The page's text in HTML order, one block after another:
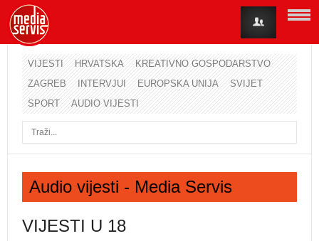
VIJESTI HRVATSKA
KREATIVNO GOSPODARSTVO
ZAGREB
INTERVJUI EUROPSKA UNIJA
SVIJET
SPORT
AUDIO VIJESTI
Audio vijesti - Media Servis
VIJESTI U 18
Korisničko ime
Lozinka
Zaboravili ste lozinku?